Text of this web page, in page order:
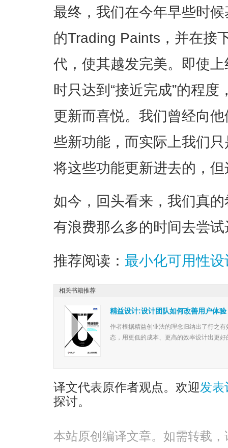
最终，我们在今年早些时
的Trading Paints，并在接
代，使其越发完美。即使
时只达到“接近完成”的程
更新而喜悦。我们曾经向
些新功能，而实际上我们
将这些功能更新进去的，
如今，回头看来，我们真
有浪费那么多的时间去尝试
推荐阅读： 最小化可用性设
精益设计:设计团队如何改善用户体验
作者根据精益创业法的理念归纳出了行之
态，用更低的成本、更高的效率设计出更好
相关书籍推荐
译文代表原作者观点。欢迎发表
探讨。
本站原创编译文章。如需转载